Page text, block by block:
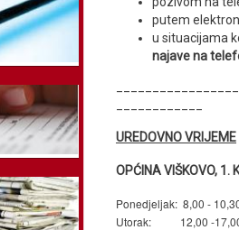
putem
u situacijama
najave na
UREDOVNO VRIJEME
OPĆINA VIŠKOVO, 1.
Ponedjeljak: 8,00 -
Utorak:
12,00 -